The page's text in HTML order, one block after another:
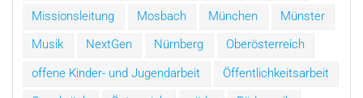
Missionsleitung
Mosbach München
Münster
Musik
NextGen Nürnberg
Oberösterreich
offene Kinder- und Jugendarbeit
Öffentlichkeitsarbeit